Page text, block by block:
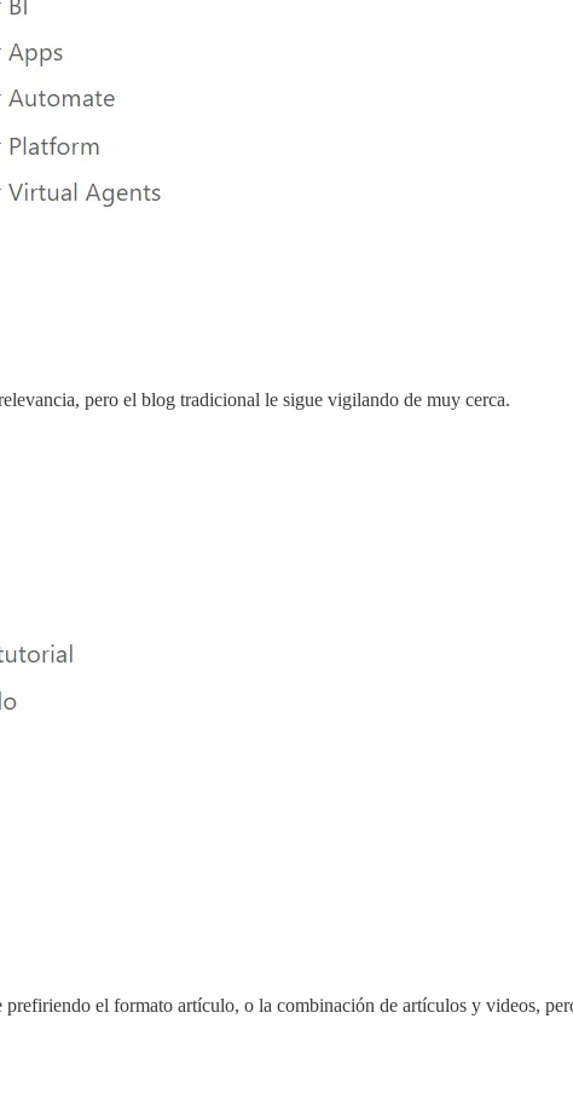
pero el blog tradicional le sigue vigilando de muy cerca.
el formato artículo, o la combinación de artículos y videos,